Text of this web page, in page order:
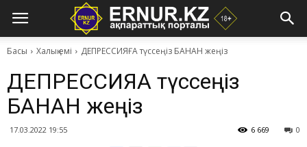
Басы Халық емі ​ДЕПРЕССИЯҒА түссеңіз БАНАН жеңіз
​ДЕПРЕССИЯҒА түссеңіз
БАНАН жеңіз
17.03.2022 19:55 0
6 669